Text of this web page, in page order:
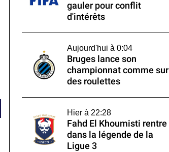
gauler pour conflit
d'intérêts
Aujourd'hui à 0:04
Bruges lance son
championnat comme sur
des roulettes
Hier à 22:28
Fahd El Khoumisti rentre
dans la légende de la
Ligue 3